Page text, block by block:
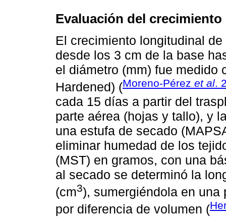
Evaluación del crecimiento
El crecimiento longitudinal
desde los 3 cm de la base
el diámetro (mm) fue medido
Hardened) (Moreno-Pérez et al.
cada 15 días a partir del
parte aérea (hojas y tallo), y
una estufa de secado
eliminar humedad de los
(MST) en gramos, con una
al secado se determinó la
(cm3), sumergiéndola en una
por diferencia de volumen (